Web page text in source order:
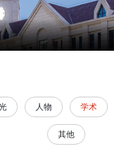
人物 学术
其他